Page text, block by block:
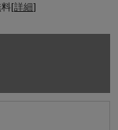
[詳細]